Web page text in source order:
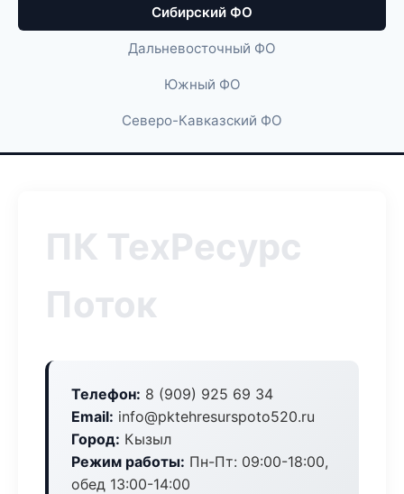
Сибирский ФО
Дальневосточный ФО
Южный ФО
Северо-Кавказский ФО
ПК ТехРесурс
Поток
Телефон: 8 (909) 925 69 34
Email: info@pktehresurspoto520.ru
Город: Кызыл
Режим работы: Пн-Пт: 09:00-18:00,
обед 13:00-14:00